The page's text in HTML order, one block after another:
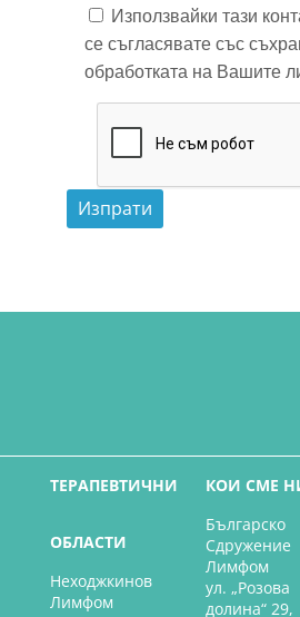
Използвайки тази
се съгласявате със
обработката на Вашите
ТЕРАПЕВТИЧНИ
ОБЛАСТИ
Неходжкинов
Лимфом
КОИ СМЕ
Българско
Сдружение
Лимфом
ул. „Розова
долина“ 29,